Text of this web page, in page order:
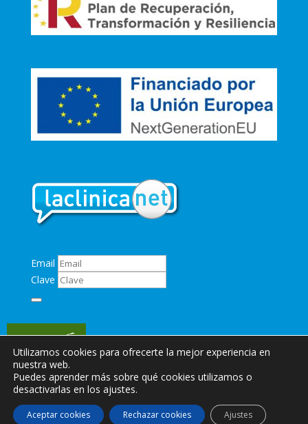
Email
Clave
© Copyright 2024Clínica Veterinaria Zarpa
Desarrollo Web:
MKVET Agencia Especializada
Utilizamos cookies para ofrecerte la mejor experiencia en
nuestra web.
Puedes aprender más sobre qué cookies utilizamos o
desactivarlas en los ajustes.
Aceptar cookies Rechazar cookies Ajustes